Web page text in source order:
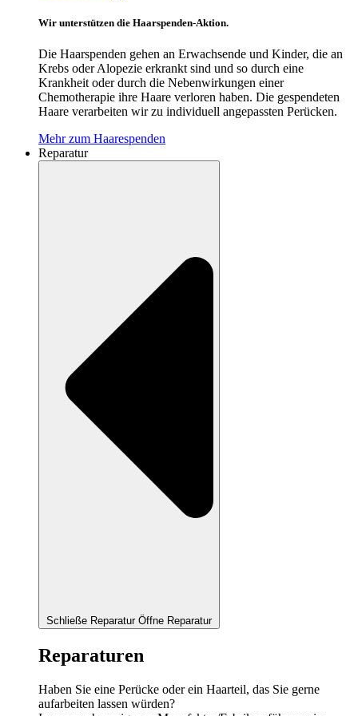
Wir unterstützen die Haarspenden-Aktion.
Die Haarspenden gehen an Erwachsende und Kinder, die an
Krebs oder Alopezie erkrankt sind und so durch eine
Krankheit oder durch die Nebenwirkungen einer
Chemotherapie ihre Haare verloren haben. Die gespendeten
Haare verarbeiten wir zu individuell angepassten Perücken.
Mehr zum Haarespenden
Reparatur
Schließe Reparatur Öffne Reparatur
Reparaturen
Haben Sie eine Perücke oder ein Haarteil, das Sie gerne
aufarbeiten lassen würden?